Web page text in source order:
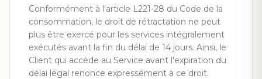
Conformément à l'article L221-28 du Code de la
consommation, le droit de rétractation ne peut
plus être exercé pour les services intégralement
exécutés avant la fin du délai de 14 jours. Ainsi, le
Client qui accède au Service avant l'expiration du
délai légal renonce expressément à ce droit.